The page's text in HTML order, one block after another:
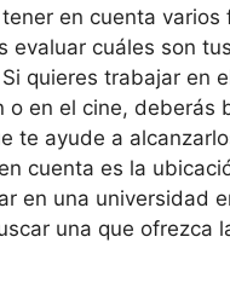
en cuenta varios
evaluar cuáles son
quieres trabajar en
o en el cine, deberás
te ayude a
cuenta es la
en una universidad
una que ofrezca